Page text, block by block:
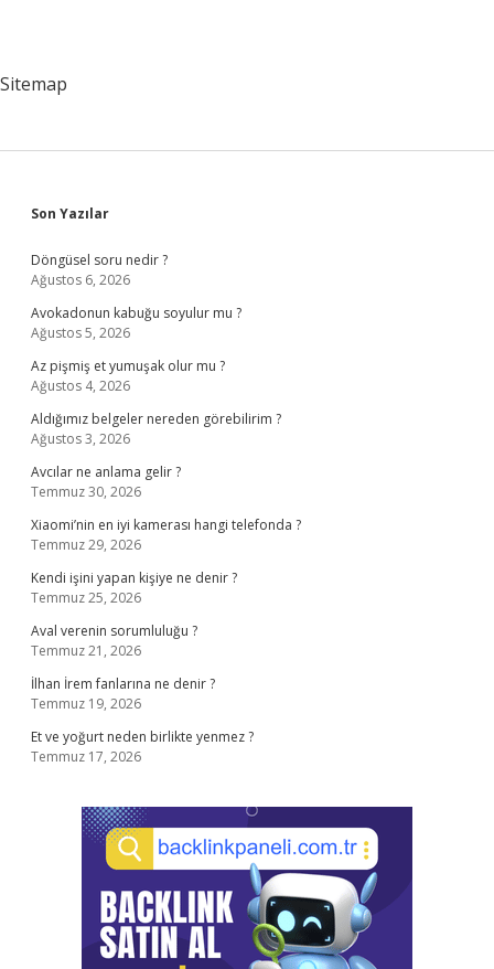
Sitemap
Sidebar
Son Yazılar
Döngüsel soru nedir ?
Ağustos 6, 2026
Avokadonun kabuğu soyulur mu ?
Ağustos 5, 2026
Az pişmiş et yumuşak olur mu ?
Ağustos 4, 2026
Aldığımız belgeler nereden görebilirim ?
Ağustos 3, 2026
Avcılar ne anlama gelir ?
Temmuz 30, 2026
Xiaomi’nin en iyi kamerası hangi telefonda ?
Temmuz 29, 2026
Kendi işini yapan kişiye ne denir ?
Temmuz 25, 2026
Aval verenin sorumluluğu ?
Temmuz 21, 2026
İlhan İrem fanlarına ne denir ?
Temmuz 19, 2026
Et ve yoğurt neden birlikte yenmez ?
Temmuz 17, 2026